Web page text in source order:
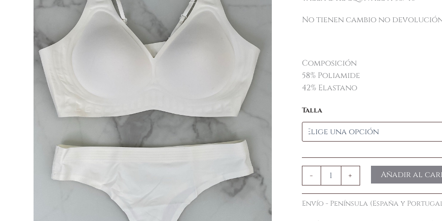
No tienen cambio no
Composición
58% Poliamide
42% Elastano
Talla
- + Añadir al
Envío - Península (España y